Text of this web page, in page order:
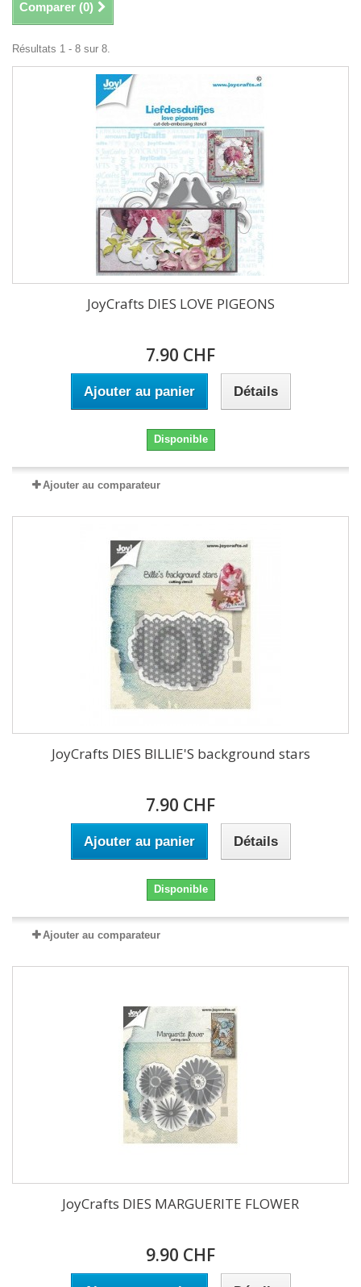
Comparer (0)
Résultats 1 - 8 sur 8.
JoyCrafts DIES LOVE PIGEONS
7.90 CHF
Ajouter au panier Détails
Disponible
Ajouter au comparateur
JoyCrafts DIES BILLIE'S background stars
7.90 CHF
Ajouter au panier Détails
Disponible
Ajouter au comparateur
JoyCrafts DIES MARGUERITE FLOWER
9.90 CHF